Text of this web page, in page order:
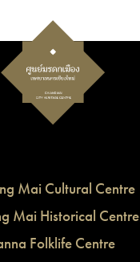
Mai Cultural Centre
Mai Historical Centre
Folklife Centre